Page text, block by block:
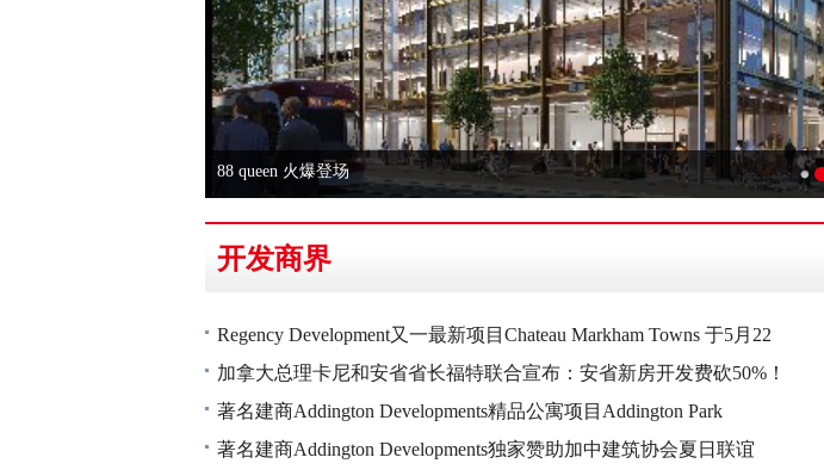
Freehold 联排别墅 Ultra Towns 开启 Thronhill新生活
开发商界
Regency Development又一最新项目Chateau Markham Towns 于5月22
加拿大总理卡尼和安省省长福特联合宣布：安省新房开发费砍50%！
著名建商Addington Developments精品公寓项目Addington Park
著名建商Addington Developments独家赞助加中建筑协会夏日联谊